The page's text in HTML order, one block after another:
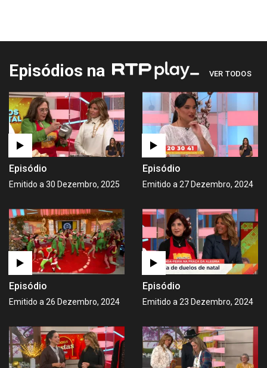
Episódios na VER TODOS
Episódio
Emitido a 30 Dezembro, 2025
Episódio
Emitido a 27 Dezembro, 2024
Episódio
Emitido a 26 Dezembro, 2024
Episódio
Emitido a 23 Dezembro, 2024